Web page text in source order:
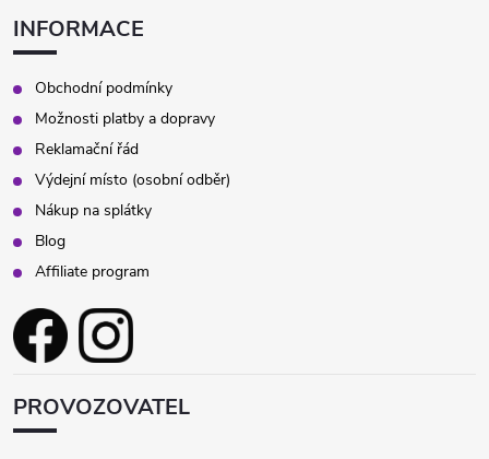
INFORMACE
Obchodní podmínky
Možnosti platby a dopravy
Reklamační řád
Výdejní místo (osobní odběr)
Nákup na splátky
Blog
Affiliate program
PROVOZOVATEL